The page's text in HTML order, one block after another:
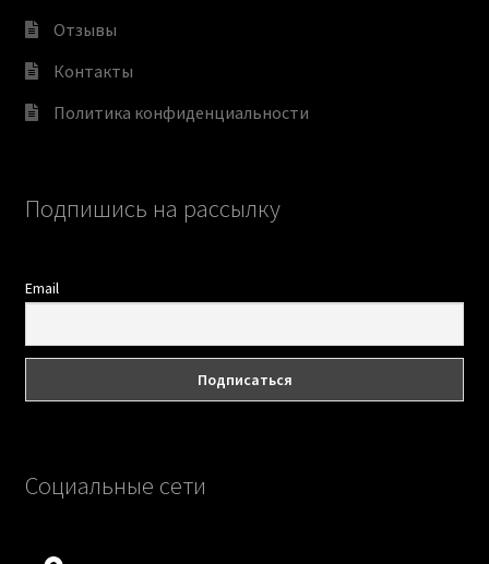
Отзывы
Контакты
Политика конфиденциальности
Подпишись на рассылку
Email
Социальные сети